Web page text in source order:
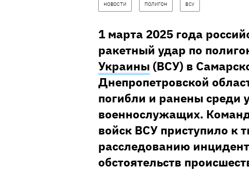
НОВОСТИ ПОЛИГОН ВСУ
1 марта 2025 года
ракетный удар по
Украины (ВСУ) в
Днепропетровской
погибли и ранены среди
военнослужащих.
войск ВСУ приступило к
расследованию
обстоятельств